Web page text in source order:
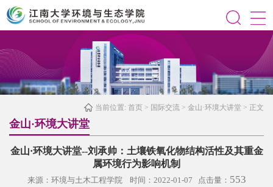
当前位置: 首页 > 国际交流 > 金山·环境大讲堂 > 正文
金山·环境大讲堂
金山·环境大讲堂--刘承帅：土壤铁氧化物结构活性及其重金
属环境行为影响机制
来源：环境与土木工程学院 时间：2022-01-07 点击量： 553